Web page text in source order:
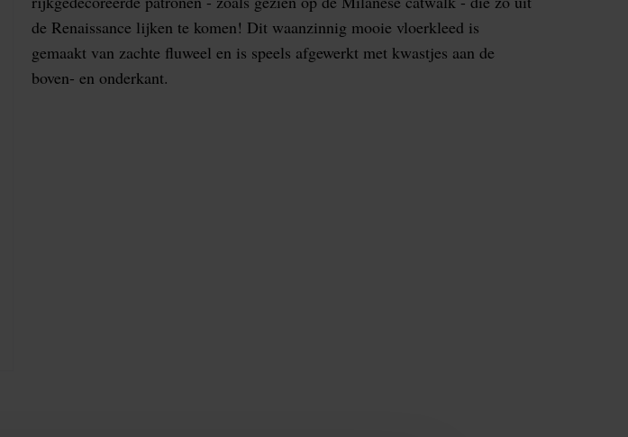
de Renaissance lijken te komen! Dit waanzinnig mooie vloerkleed is
gemaakt van zachte fluweel en is speels afgewerkt met kwastjes aan de
boven- en onderkant.